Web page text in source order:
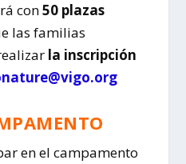
con50 plazas
las familias
la inscripción
en el campamento